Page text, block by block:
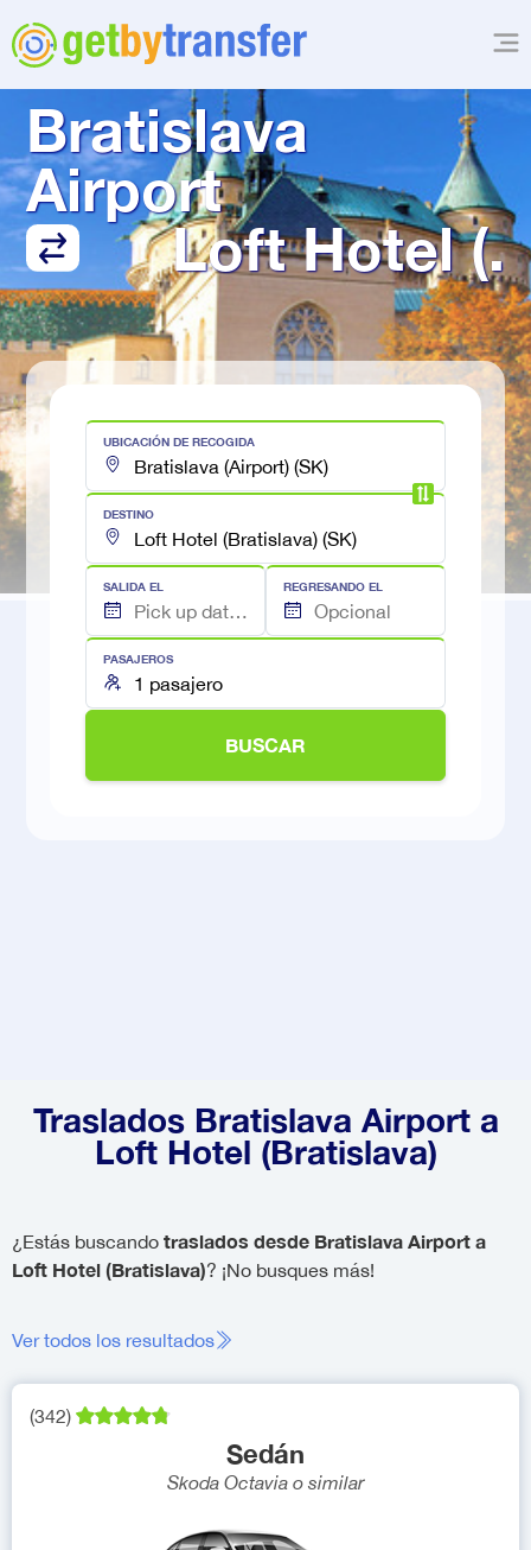
TRANSFER DESDE
Bratislava
Airport
Loft Hotel (.
UBICACIÓN DE RECOGIDA
DESTINO
SALIDA EL REGRESANDO EL
PASAJEROS
BUSCAR
Traslados Bratislava Airport a
Loft Hotel (Bratislava)
¿Estás buscando traslados desde Bratislava Airport a
Loft Hotel (Bratislava)? ¡No busques más!
Ver todos los resultados
(342)
Sedán
Skoda Octavia o similar